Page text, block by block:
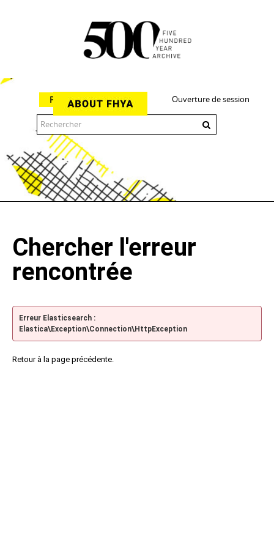
Ouverture de session
Parcourir
Chercher l'erreur
rencontrée
Erreur Elasticsearch :
Elastica\Exception\Connection\HttpException
Retour à la page précédente.